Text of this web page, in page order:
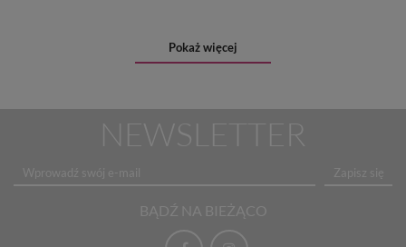
Pokaż więcej
NEWSLETTER
Zapisz się
BĄDŹ NA BIEŻĄCO